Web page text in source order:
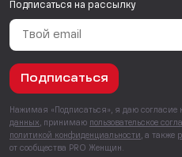
Подписаться на рассылку
Подписаться
Нажимая «Подписаться», я даю согласие
данных , принимаю пользовательское
политикой конфиденциальности , а также
от сообщества PRO Женщин.